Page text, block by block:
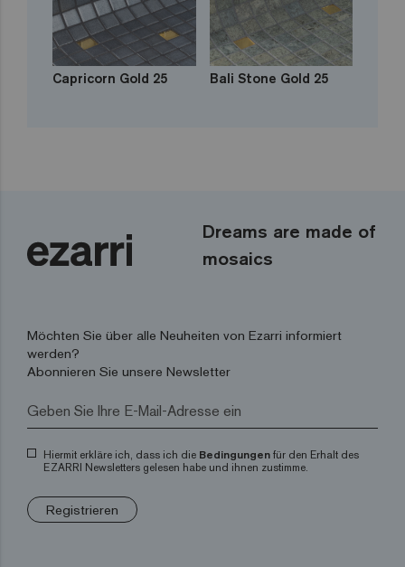
Capricorn Gold 25 Bali Stone Gold 25
Dreams are made of
mosaics
Möchten Sie über alle Neuheiten von Ezarri informiert
werden?
Abonnieren Sie unsere Newsletter
Hiermit erkläre ich, dass ich die Bedingungen für den Erhalt des
EZARRI Newsletters gelesen habe und ihnen zustimme.
Registrieren